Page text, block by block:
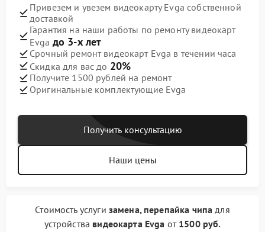
Привезем и увезем видеокарту Evga собственной
доставкой
Гарантия на наши работы по ремонту видеокарт
Evga до 3-х лет
Срочный ремонт видеокарт Evga в течении часа
Скидка для вас до 20%
Получите 1500 рублей на ремонт
Оригинальные комплектующие Evga
Получить консультацию
Наши цены
Стоимость услуги замена, перепайка чипа для
устройства видеокарта Evga от 1500 руб.